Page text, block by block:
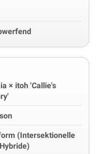
× itoh 'Callie's
(Intersektionelle